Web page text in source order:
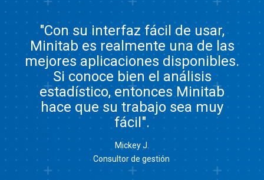
"Con su interfaz fácil de usar,
Minitab es realmente una de las
mejores aplicaciones disponibles.
Si conoce bien el análisis
estadístico, entonces Minitab
hace que su trabajo sea muy
fácil".
Mickey J.
Consultor de gestión